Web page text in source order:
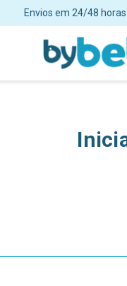
Envios em 24/48